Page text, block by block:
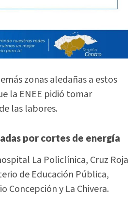
zonas aledañas a estos
la ENEE pidió tomar
las labores.
por cortes de energía
La Policlínica, Cruz Roja
de Educación Pública,
Concepción y La Chivera.